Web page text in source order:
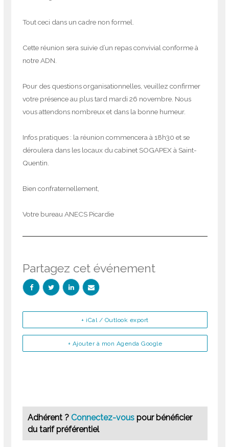
Tout ceci dans un cadre non formel.
Cette réunion sera suivie d’un repas convivial conforme à
notre ADN.
Pour des questions organisationnelles, veuillez confirmer
votre présence au plus tard mardi 26 novembre. Nous
vous attendons nombreux et dans la bonne humeur.
Infos pratiques : la réunion commencera à 18h30 et se
déroulera dans les locaux du cabinet SOGAPEX à Saint-
Quentin.
Bien confraternellement,
Votre bureau ANECS Picardie
Partagez cet événement
+ Ajouter à mon Agenda Google
+ iCal / Outlook export
Adhérent ?Connectez-vouspour bénéficier
du tarif préférentiel